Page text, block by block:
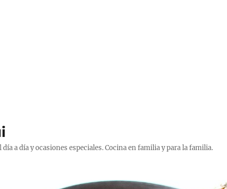
a día y ocasiones especiales. Cocina en familia y para la familia.